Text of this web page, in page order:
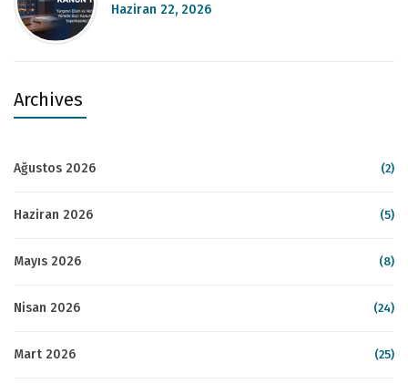
Haziran 22, 2026
Archives
Ağustos 2026 (2)
Haziran 2026 (5)
Mayıs 2026 (8)
Nisan 2026 (24)
Mart 2026 (25)